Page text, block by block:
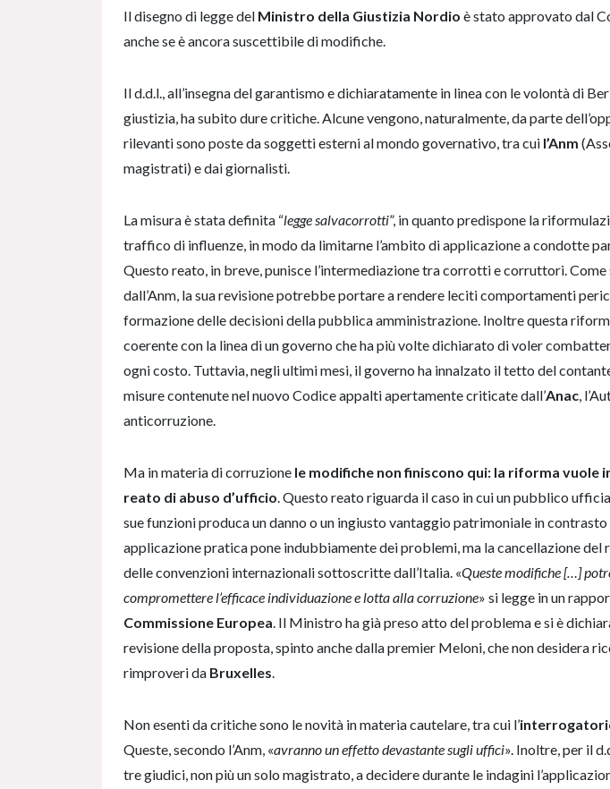
Il disegno di legge del Ministro della Giustizia Nordio è stato approvato dal
anche se è ancora suscettibile di modifiche.
Il d.d.l., all’insegna del garantismo e dichiaratamente in linea con le volontà di
giustizia, ha subito dure critiche. Alcune vengono, naturalmente, da parte
rilevanti sono poste da soggetti esterni al mondo governativo, tra cui l’Anm
magistrati) e dai giornalisti.
La misura è stata definita “legge salvacorrotti”, in quanto predispone la
traffico di influenze, in modo da limitarne l’ambito di applicazione a condotte
Questo reato, in breve, punisce l’intermediazione tra corrotti e corruttori.
dall’Anm, la sua revisione potrebbe portare a rendere leciti comportamenti
formazione delle decisioni della pubblica amministrazione. Inoltre questa
coerente con la linea di un governo che ha più volte dichiarato di voler
ogni costo. Tuttavia, negli ultimi mesi, il governo ha innalzato il tetto del
misure contenute nel nuovo Codice appalti apertamente criticate dall’Anac ,
anticorruzione.
Ma in materia di corruzione le modifiche non finiscono qui: la riforma vuole
reato di abuso d’ufficio . Questo reato riguarda il caso in cui un pubblico
sue funzioni produca un danno o un ingiusto vantaggio patrimoniale in contrasto
applicazione pratica pone indubbiamente dei problemi, ma la cancellazione del
delle convenzioni internazionali sottoscritte dall’Italia. «Queste modifiche […]
compromettere l’efficace individuazione e lotta alla corruzione» si legge in un
Commissione Europea . Il Ministro ha già preso atto del problema e si è
revisione della proposta, spinto anche dalla premier Meloni, che non desidera
rimproveri da Bruxelles
Non esenti da critiche sono le novità in materia cautelare, tra cui l’
Queste, secondo l’Anm, «avranno un effetto devastante sugli uffici». Inoltre, per il
tre giudici, non più un solo magistrato, a decidere durante le indagini